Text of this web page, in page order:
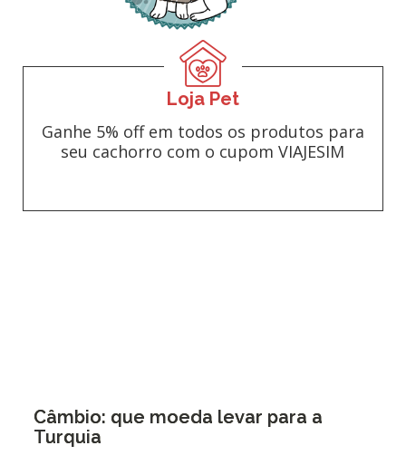
Loja Pet
Ganhe 5% off em todos os produtos para
seu cachorro com o cupom VIAJESIM
Câmbio: que moeda levar para a
Turquia